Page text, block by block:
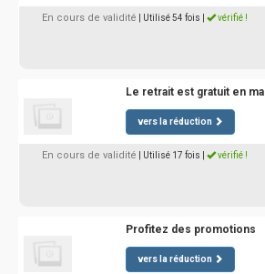
En cours de validité | Utilisé 54 fois vérifié !
Le retrait est gratuit en
vers la réduction
En cours de validité | Utilisé 17 fois vérifié !
Profitez des promotions
vers la réduction